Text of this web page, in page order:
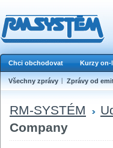
Chci obchodovat Kurzy on-
Všechny zprávy Zprávy od
RM-SYSTÉM
Company